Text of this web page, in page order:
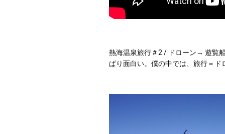
熱海温泉旅行＃2 / ドローン→ 遊覧
ぱり面白い。僕の中では、旅行＝